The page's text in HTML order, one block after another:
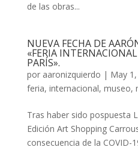
de las obras...
NUEVA FECHA DE
«FERIA
PARÍS».
por aaronizquierdo | May
feria, internacional, museo,
Tras haber sido pospuesta
Edición Art Shopping
consecuencia de la COVID-